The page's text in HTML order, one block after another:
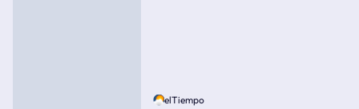
elTiempo